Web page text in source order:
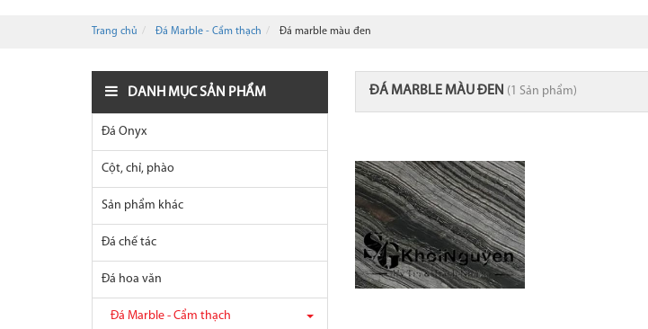
Trang chủ Đá Marble - Cẩm thạch Đá marble màu đen
DANH MỤC SẢN PHẨM
Đá Onyx
Cột, chỉ, phào
Sản phẩm khác
Đá chế tác
Đá hoa văn
Đá Marble - Cẩm thạch
ĐÁ MARBLE MÀU ĐEN (1 Sản phẩm)